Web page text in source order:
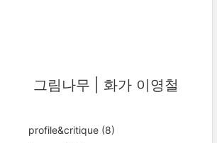
그림나무 | 화가 이영철
profile&critique (8)